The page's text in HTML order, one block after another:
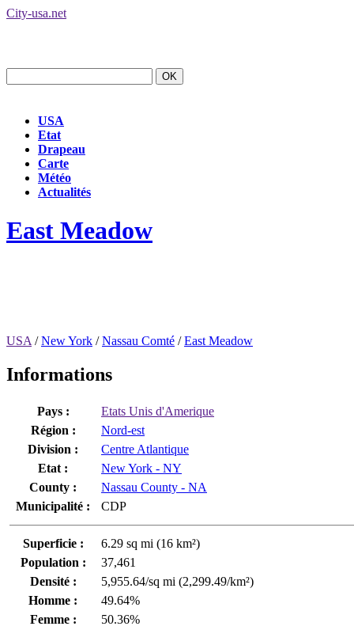
City-usa.net
USA
Etat
Drapeau
Carte
Météo
Actualités
East Meadow
USA /New York /Nassau Comté /East Meadow
Informations
Pays :
Etats Unis d'Amerique
Région :
Nord-est
Division :
Centre Atlantique
Etat :
New York - NY
County :
Nassau County - NA
Municipalité :
CDP
Superficie :
6.29 sq mi (16 km²)
Population :
37,461
Densité :
5,955.64/sq mi (2,299.49/km²)
Homme :
49.64%
Femme :
50.36%